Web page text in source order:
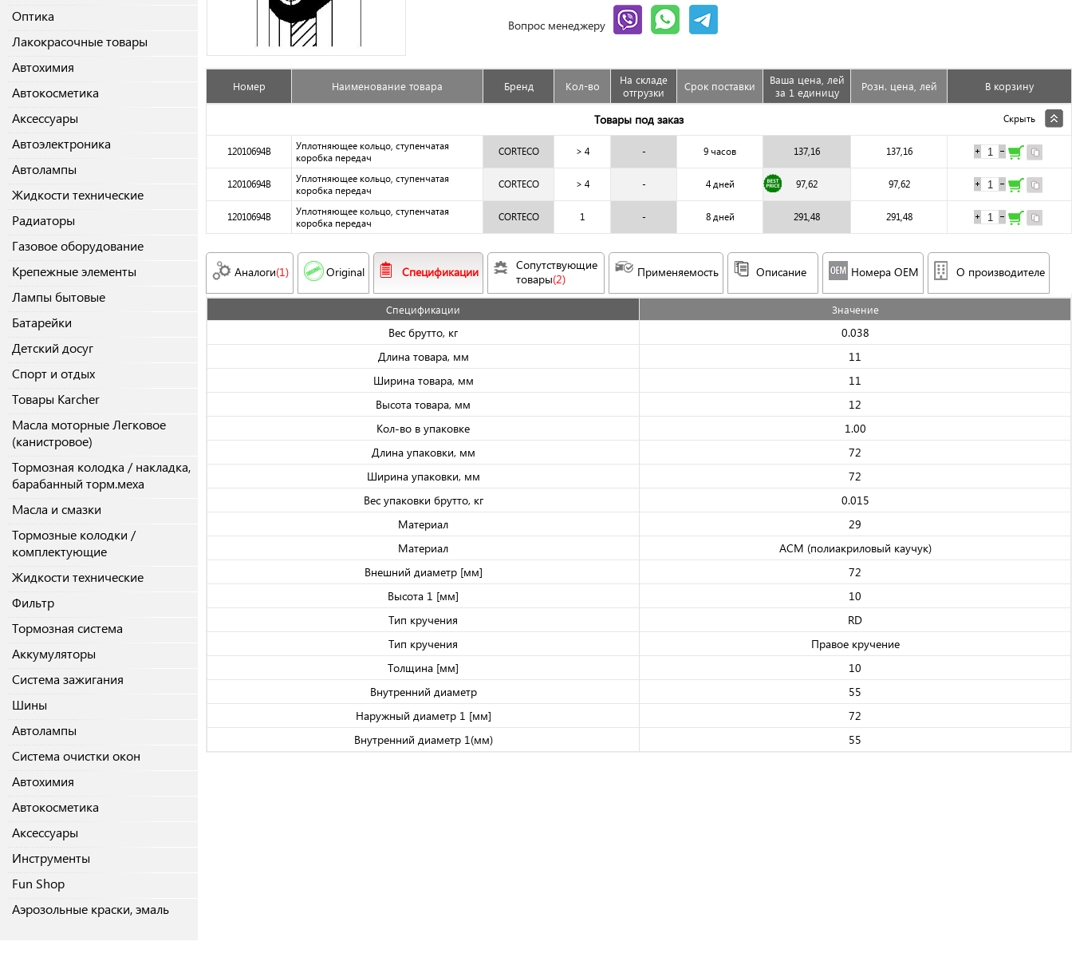
Оптика
Лакокрасочные товары
Автохимия
Автокосметика
Аксессуары
Автоэлектроника
Автолампы
Жидкости технические
Радиаторы
Газовое оборудование
Крепежные элементы
Лампы бытовые
Батарейки
Детский досуг
Спорт и отдых
Товары Karcher
Масла моторные Легковое
(канистровое)
Тормозная колодка / накладка,
барабанный торм.меха
Масла и смазки
Тормозные колодки /
комплектующие
Жидкости технические
Фильтр
Тормозная система
Аккумуляторы
Система зажигания
Шины
Автолампы
Система очистки окон
Автохимия
Автокосметика
Аксессуары
Инструменты
Fun Shop
Аэрозольные краски, эмаль
Вопрос менеджеру
Номер Наименование товара Бренд Кол-во
На складе
отгрузки
Срок поставки
Ваша цена, лей
за 1 единицу
Розн. цена, лей В корзину
Товары под заказ Скрыть
12010694B
Уплотняющее кольцо, ступенчатая
коробка передач
CORTECO > 4 - 9 часов 137,16 137,16
12010694B
Уплотняющее кольцо, ступенчатая
коробка передач
CORTECO > 4 - 4 дней 97,62 97,62
12010694B
Уплотняющее кольцо, ступенчатая
коробка передач
CORTECO 1 - 8 дней 291,48 291,48
Аналоги(1) Original Спецификации
Сопутствующие
товары(2) Применяемость Описание Номера OEM О производителе
Спецификации Значениe
Вес брутто, кг
0.038
Длина товара, мм
11
Ширина товара, мм
11
Высота товара, мм
12
Кол-во в упаковке
1.00
Длина упаковки, мм
72
Ширина упаковки, мм
72
Вес упаковки брутто, кг
0.015
Материал
29
Материал
АСМ (полиакриловый каучук)
Внешний диаметр [мм]
72
Высота 1 [мм]
10
Тип кручения
RD
Тип кручения
Правое кручение
Толщина [мм]
10
Внутренний диаметр
55
Наружный диаметр 1 [мм]
72
Внутренний диаметр 1(мм)
55